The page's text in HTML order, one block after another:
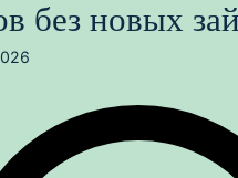
без новых